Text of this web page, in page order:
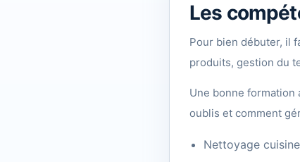
Les
Pour bien débuter, il
produits, gestion du
Une bonne
oublis et comment
Nettoyage